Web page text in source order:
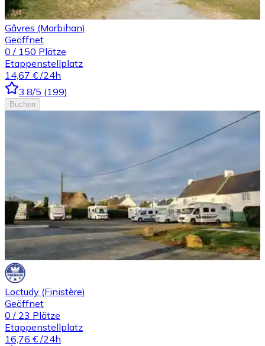
Gâvres (Morbihan)
Geöffnet
0 / 150 Plätze
Etappenstellplatz
14,67 € /24h
3.8/5 (199)
Buchen
Loctudy (Finistère)
Geöffnet
0 / 23 Plätze
Etappenstellplatz
16,76 € /24h